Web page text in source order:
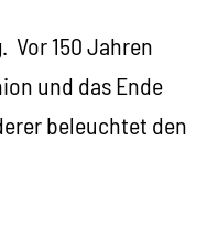
Vor 150 Jahren
und das Ende
beleuchtet den